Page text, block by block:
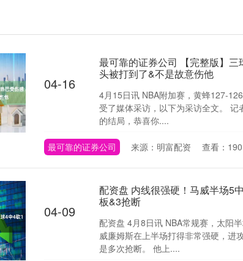
04-16
最可靠的证券公司 【完整版】
头被打到了&不是故意伤他
4月15日讯 NBA附加赛，黄蜂127-
受了媒体采访，以下为采访全文。 记
的结局，恭喜你....
最可靠的证券公司 来源：明富配资 查看：190
04-09
配资盘 内线很强硬！马威半场5
板&3抢断
配资盘 4月8日讯 NBA常规赛，太阳
威廉姆斯在上半场打得非常强硬，进
是多次抢断。 他上....